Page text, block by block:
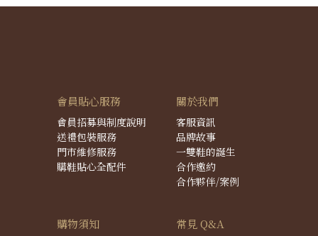
會員貼心服務
會員招募與制度說明
送禮包裝服務
門市維修服務
購鞋貼心全配件
關於我們
客服資訊
品牌故事
一雙鞋的誕生
合作邀約
合作夥伴/案例
購物須知 常見 Q&A